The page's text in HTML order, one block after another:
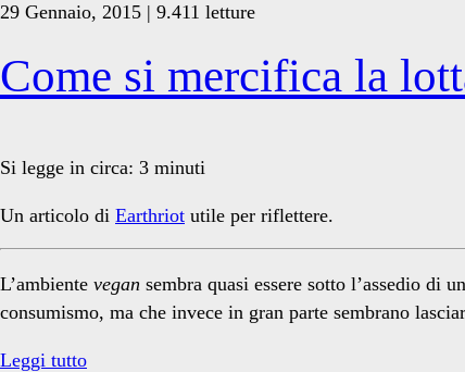
29 Gennaio, 2015 | 9.411 letture
Come si mercifica la
Si legge in circa: 3 minuti
Un articolo di Earthriot utile per riflettere.
L’ambiente vegan sembra quasi essere sotto l’assedio di
consumismo, ma che invece in gran parte sembrano
Leggi tuttoCome